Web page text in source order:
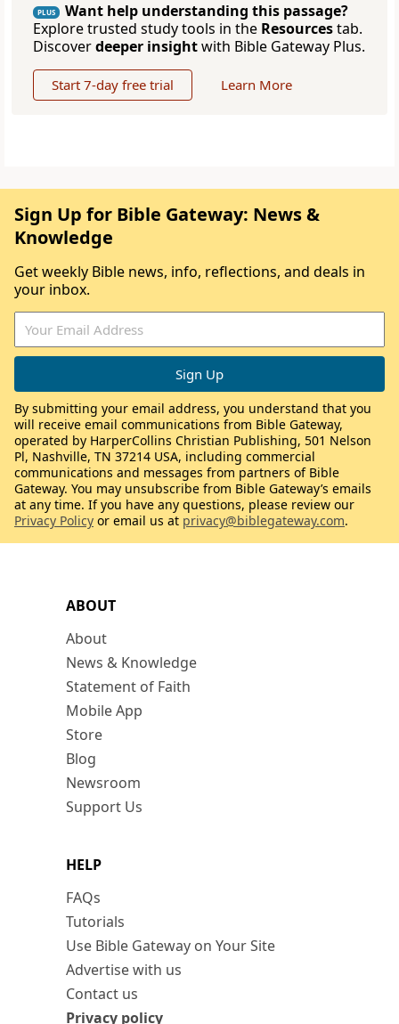
PLUS
Want help understanding this passage?
Explore trusted study tools in the Resourcestab.
Discoverdeeper insightwith Bible Gateway Plus.
Start 7-day free trial Learn More
ABOUT
About
News & Knowledge
Statement of Faith
Mobile App
Store
Blog
Newsroom
Support Us
HELP
FAQs
Tutorials
Use Bible Gateway on Your Site
Advertise with us
Contact us
Privacy policy
Sign Up for Bible Gateway: News &
Knowledge
Get weekly Bible news, info, reflections, and deals in
your inbox.
By submitting your email address, you understand that you
will receive email communications from Bible Gateway,
operated by HarperCollins Christian Publishing, 501 Nelson
Pl, Nashville, TN 37214 USA, including commercial
communications and messages from partners of Bible
Gateway. You may unsubscribe from Bible Gateway’s emails
at any time. If you have any questions, please review our
Privacy Policy or email us at privacy@biblegateway.com.